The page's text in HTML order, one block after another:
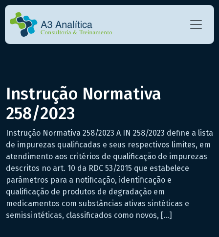
Instrução Normativa
258/2023
Instrução Normativa 258/2023 A IN 258/2023 define a lista
de impurezas qualificadas e seus respectivos limites, em
atendimento aos critérios de qualificação de impurezas
descritos no art. 10 da RDC 53/2015 que estabelece
parâmetros para a notificação, identificação e
qualificação de produtos de degradação em
medicamentos com substâncias ativas sintéticas e
semissintéticas, classificados como novos, […]